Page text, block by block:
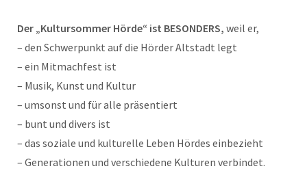
Der „Kultursommer Hörde“ ist BESONDERS, weil er,
– den Schwerpunkt auf die Hörder Altstadt legt
– ein Mitmachfest ist
– Musik, Kunst und Kultur
– umsonst und für alle präsentiert
– bunt und divers ist
– das soziale und kulturelle Leben Hördes einbezieht
– Generationen und verschiedene Kulturen verbindet.